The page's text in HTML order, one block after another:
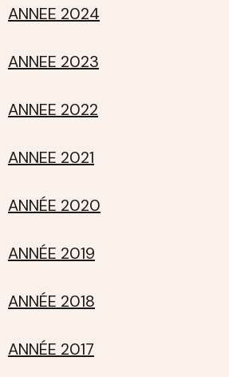
ANNEE 2024
ANNEE 2023
ANNEE 2022
ANNEE 2021
ANNÉE 2020
ANNÉE 2019
ANNÉE 2018
ANNÉE 2017